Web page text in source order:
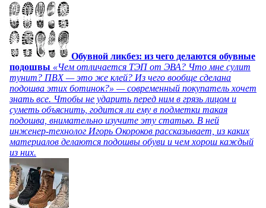
Обувной ликбез: из чего делаются обувные
подошвы «Чем отличается ТЭП от ЭВА? Что мне сулит
тунит? ПВХ — это же клей? Из чего вообще сделана
подошва этих ботинок?» — современный покупатель хочет
знать все. Чтобы не ударить перед ним в грязь лицом и
суметь объяснить, годится ли ему в подметки такая
подошва, внимательно изучите эту статью. В ней
инженер-технолог Игорь Окороков рассказывает, из каких
материалов делаются подошвы обуви и чем хорош каждый
из них.